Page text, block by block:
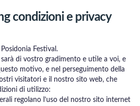
condizioni e privacy
Festival.
di vostro gradimento e utile a voi, e
motivo, e nel perseguimento della
visitatori e il nostro sito web, che
di utilizzo:
regolano l’uso del nostro sito internet